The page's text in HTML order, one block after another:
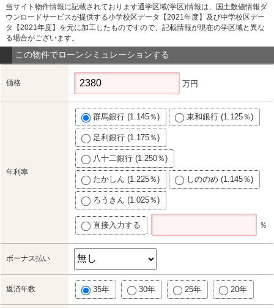
当サイト物件情報に記載されております通学区域(学区)情報は、国土数値情報ダ
ウンロードサービスが提供する小学校区データ【2021年度】及び中学校区デー
タ【2021年度】を元に加工したものですので、記載情報が現在の学区域と異な
る場合がございます。
この物件でローンシミュレーションする
価格 万円
年利率
群馬銀行 (1.145％) 東和銀行 (1.125％)
足利銀行 (1.175％)
八十二銀行 (1.250％)
たかしん (1.225％) しののめ (1.145％)
ろうきん (1.025％)
直接入力する ％
ボーナス払い
返済年数 35年 30年 25年 20年